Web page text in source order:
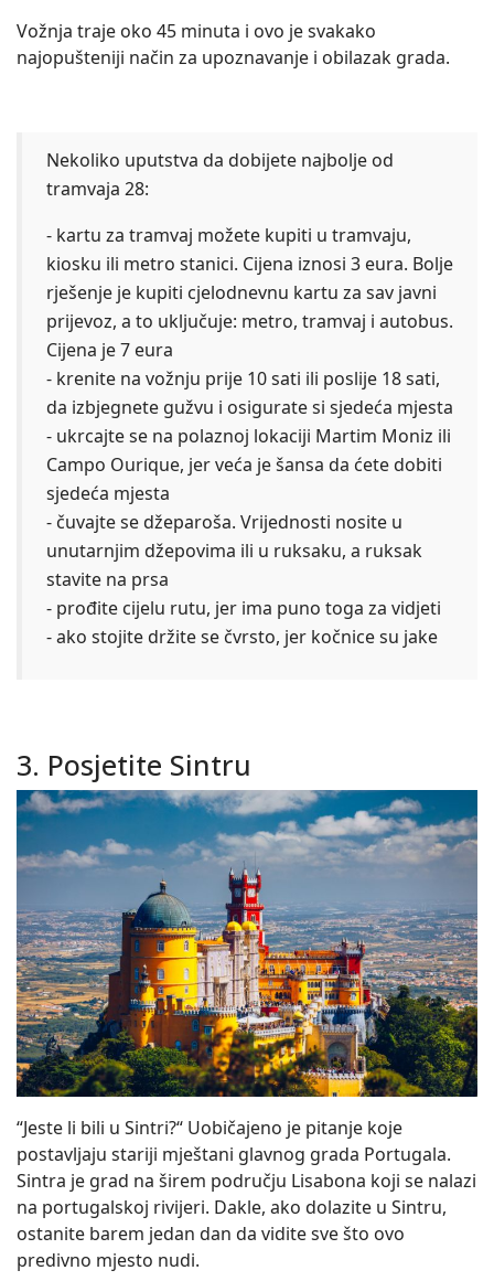
Vožnja traje oko 45 minuta i ovo je svakako
najopušteniji način za upoznavanje i obilazak grada.
Nekoliko uputstva da dobijete najbolje od
tramvaja 28:
- kartu za tramvaj možete kupiti u tramvaju,
kiosku ili metro stanici. Cijena iznosi 3 eura. Bolje
rješenje je kupiti cjelodnevnu kartu za sav javni
prijevoz, a to uključuje: metro, tramvaj i autobus.
Cijena je 7 eura
- krenite na vožnju prije 10 sati ili poslije 18 sati,
da izbjegnete gužvu i osigurate si sjedeća mjesta
- ukrcajte se na polaznoj lokaciji Martim Moniz ili
Campo Ourique, jer veća je šansa da ćete dobiti
sjedeća mjesta
- čuvajte se džeparoša. Vrijednosti nosite u
unutarnjim džepovima ili u ruksaku, a ruksak
stavite na prsa
- prođite cijelu rutu, jer ima puno toga za vidjeti
- ako stojite držite se čvrsto, jer kočnice su jake
3. Posjetite Sintru
“Jeste li bili u Sintri?“ Uobičajeno je pitanje koje
postavljaju stariji mještani glavnog grada Portugala.
Sintra je grad na širem području Lisabona koji se nalazi
na portugalskoj rivijeri. Dakle, ako dolazite u Sintru,
ostanite barem jedan dan da vidite sve što ovo
predivno mjesto nudi.